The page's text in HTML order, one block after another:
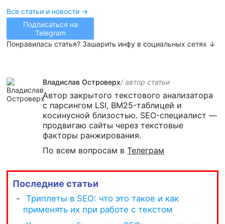
Все статьи и новости →
Подписаться на
Telegram
Понравилась статья? Зашарить инфу в социальных сетях ↓
Владислав Островерх/ автор cтатьи
Автор закрытого текстового анализатора
с парсингом LSI, BM25-таблицей и
косинусной близостью. SEO-специалист —
продвигаю сайты через текстовые
факторы ранжирования.
По всем вопросам вТелеграм
Последние статьи